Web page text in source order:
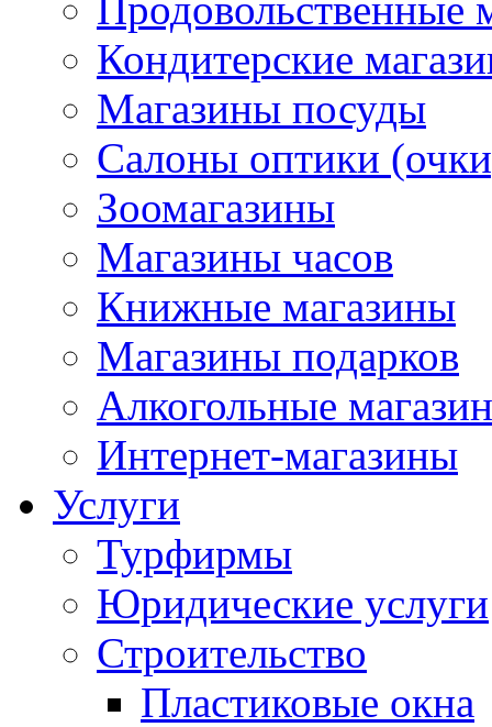
Кондитерские
Магазины посуды
Салоны оптики
Зоомагазины
Магазины часов
Книжные магазины
Магазины подарков
Алкогольные
Интернет-магазины
Услуги
Турфирмы
Юридические услуги
Строительство
Пластиковые окна